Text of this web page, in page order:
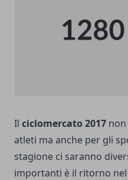
Il ciclomercato 2017
atleti ma anche per gli
stagione ci saranno
importanti è il ritorno